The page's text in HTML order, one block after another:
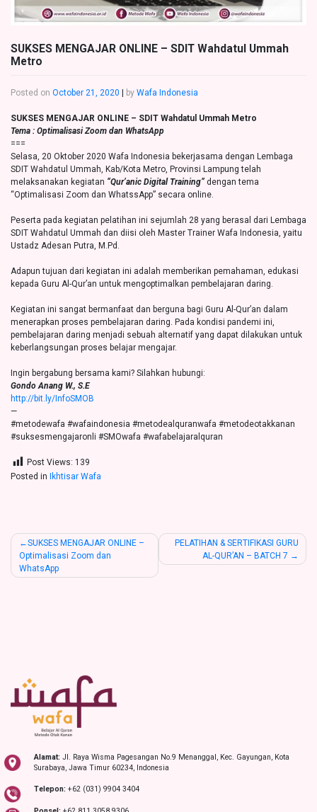
SUKSES MENGAJAR ONLINE – SDIT Wahdatul Ummah
Metro
Posted on October 21, 2020 by Wafa Indonesia
SUKSES MENGAJAR ONLINE – SDIT Wahdatul Ummah Metro
Tema : Optimalisasi Zoom dan WhatsApp
===
Selasa, 20 Oktober 2020 Wafa Indonesia bekerjasama dengan Lembaga
SDIT Wahdatul Ummah, Kab/Kota Metro, Provinsi Lampung telah
melaksanakan kegiatan “Qur’anic Digital Training” dengan tema
“Optimalisasi Zoom dan WhatssApp” secara online.
Peserta pada kegiatan pelatihan ini sejumlah 28 yang berasal dari Lembaga
SDIT Wahdatul Ummah dan diisi oleh Master Trainer Wafa Indonesia, yaitu
Ustadz Adesan Putra, M.Pd.
Adapun tujuan dari kegiatan ini adalah memberikan pemahaman, edukasi
kepada Guru Al-Qur’an untuk mengoptimalkan pembelajaran daring.
Kegiatan ini sangat bermanfaat dan berguna bagi Guru Al-Qur’an dalam
menerapkan proses pembelajaran daring. Pada kondisi pandemi ini,
pembelajaran daring menjadi sebuah alternatif yang dapat dilakukan untuk
keberlangsungan proses belajar mengajar.
Ingin bergabung bersama kami? Silahkan hubungi:
Gondo Anang W., S.E
http://bit.ly/InfoSMOB
—
#metodewafa #wafaindonesia #metodealquranwafa #metodeotakkanan
#suksesmengajaronli #SMOwafa #wafabelajaralquran
Post Views: 139
Posted in
Ikhtisar Wafa
Post
navigation
SUKSES MENGAJAR ONLINE –
Optimalisasi Zoom dan
WhatsApp
PELATIHAN & SERTIFIKASI GURU
AL-QUR’AN – BATCH 7
Alamat: Jl. Raya Wisma Pagesangan No.9 Menanggal, Kec. Gayungan, Kota
Surabaya, Jawa Timur 60234, Indonesia
Telepon: +62 (031) 9904 3404